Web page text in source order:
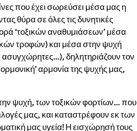
που έχει σωρεύσει μέσα μας η
θύρα σε όλες τις δυνητικές
‘τοξικών αναθυμιάσεων’ μέσα
τροφών) και μέσα στην ψυχή
δηλητηριάζουν τον
αρμονία της ψυχής μας,
ψυχή, των τοξικών φορτίων… που
μας, και καταστρέφουν εκ των
μας υγεία! Η εισχώρησή τους